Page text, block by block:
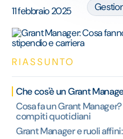
11 febbraio 2025
RIASSUNTO
Che cos'è un Grant
Cosa fa un Grant
compiti quotidiani
Grant Manager e ruoli